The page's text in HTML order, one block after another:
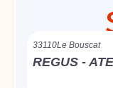
33110Le Bouscat
REGUS -